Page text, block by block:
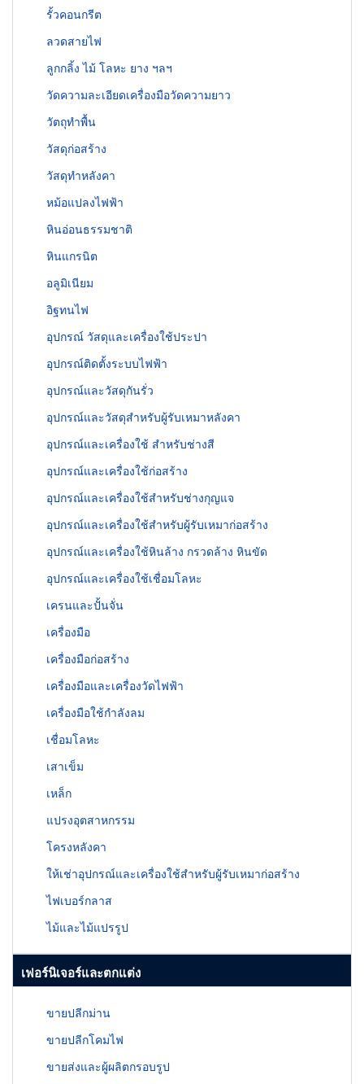
รั้วคอนกรีต
ลวดสายไฟ
ลูกกลิ้ง ไม้ โลหะ ยาง ฯลฯ
วัดความละเอียดเครื่องมือวัดความยาว
วัตถุทำพื้น
วัสดุก่อสร้าง
วัสดุทำหลังคา
หม้อแปลงไฟฟ้า
หินอ่อนธรรมชาติ
หินแกรนิต
อลูมิเนียม
อิฐทนไฟ
อุปกรณ์ วัสดุและเครื่องใช้ประปา
อุปกรณ์ติดตั้งระบบไฟฟ้า
อุปกรณ์และวัสดุกันรั่ว
อุปกรณ์และวัสดุสำหรับผู้รับเหมาหลังคา
อุปกรณ์และเครื่องใช้ สำหรับช่างสี
อุปกรณ์และเครื่องใช้ก่อสร้าง
อุปกรณ์และเครื่องใช้สำหรับช่างกุญแจ
อุปกรณ์และเครื่องใช้สำหรับผู้รับเหมาก่อสร้าง
อุปกรณ์และเครื่องใช้หินล้าง กรวดล้าง หินขัด
อุปกรณ์และเครื่องใช้เชื่อมโลหะ
เครนและปั้นจั่น
เครื่องมือ
เครื่องมือก่อสร้าง
เครื่องมือและเครื่องวัดไฟฟ้า
เครื่องมือใช้กำลังลม
เชื่อมโลหะ
เสาเข็ม
เหล็ก
แปรงอุตสาหกรรม
โครงหลังคา
ให้เช่าอุปกรณ์และเครื่องใช้สำหรับผู้รับเหมาก่อสร้าง
ไฟเบอร์กลาส
ไม้และไม้แปรรูป
เฟอร์นิเจอร์และตกแต่ง
ขายปลีกม่าน
ขายปลีกโคมไฟ
ขายส่งและผู้ผลิตกรอบรูป